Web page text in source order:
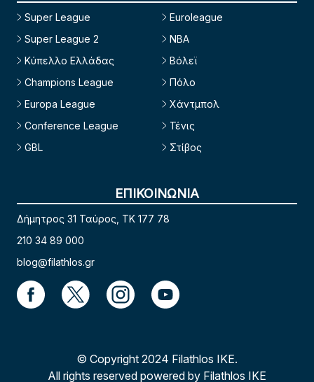
Super League
Super League 2
Κύπελλο Ελλάδας
Champions League
Europa League
Conference League
GBL
Euroleague
NBA
Βόλεϊ
Πόλο
Χάντμπολ
Τένις
Στίβος
ΕΠΙΚΟΙΝΩΝΙΑ
Δήμητρος 31 Ταύρος, TK 177 78
210 34 89 000
blog@filathlos.gr
© Copyright 2024 Filathlos ΙΚΕ.
All rights reserved powered by Filathlos ΙΚΕ